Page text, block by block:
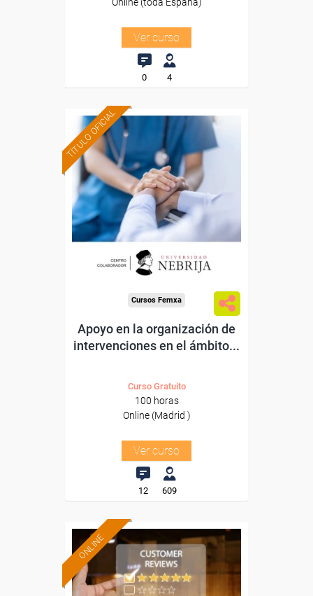
Ver curso
0 4
TÍTULO OFICIAL Formación 100%
subvencionada.
Para desempleados,
trabajadores y autónomos.
Para todos los sectores.
Cursos Femxa
Apoyo en la organización de
intervenciones en el ámbito...
Curso Gratuito
100 horas
Online (Madrid )
Ver curso
12 609
ONLINE
Formación 100%
subvencionada.